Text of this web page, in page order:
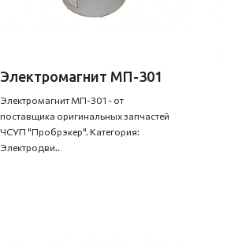
Электромагнит МП-301
Электромагнит МП-301 - от
поставщика оригинальных запчастей
ЧСУП "Пробрэкер". Категория:
Электродви..